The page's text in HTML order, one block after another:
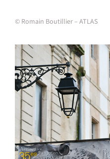
© Romain Boutillier – ATLAS